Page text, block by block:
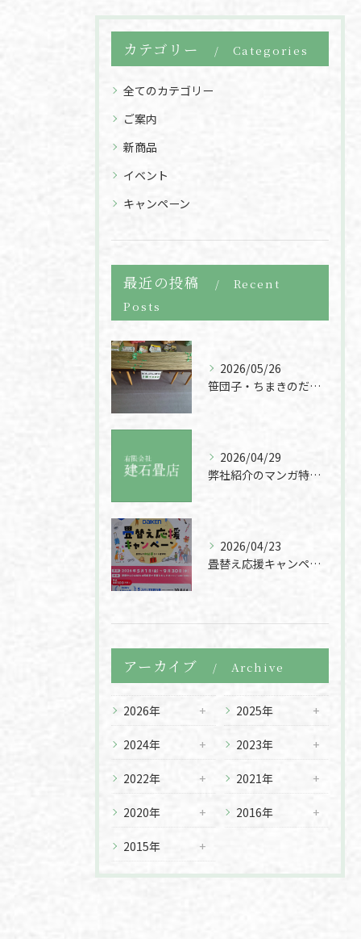
カテゴリー Categories
全てのカテゴリー
ご案内
新商品
イベント
キャンペーン
最近の投稿
Recent
Posts
2026/05/26
笹団子・ちまきのだんごしばり400円販売
2026/04/29
弊社紹介のマンガ特集をチェック
2026/04/23
畳替え応援キャンペーン
アーカイブ Archive
2026年 2025年
2024年 2023年
2022年 2021年
2020年 2016年
2015年
お問い合わせはこちら